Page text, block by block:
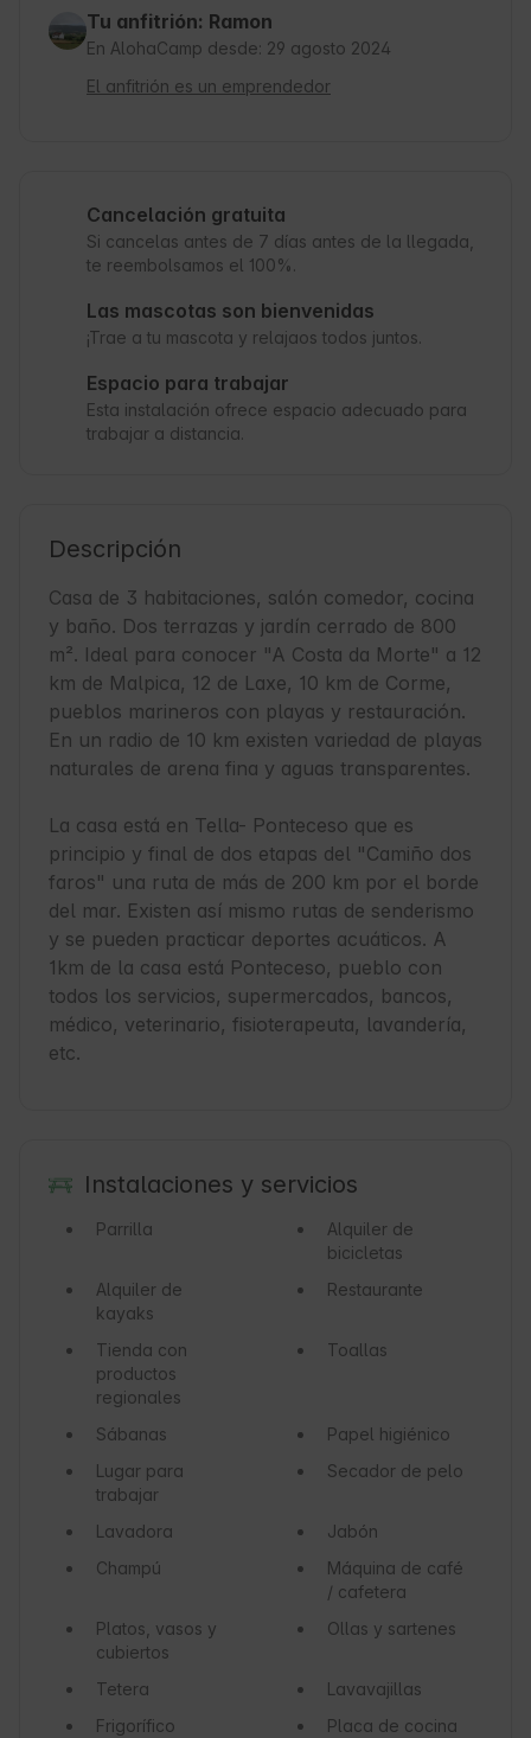
Tu anfitrión: Ramon
En AlohaCamp desde: 29 agosto 2024
El anfitrión es un emprendedor
Cancelación gratuita
Si cancelas antes de 7 días antes de la llegada,
te reembolsamos el 100%.
Las mascotas son bienvenidas
¡Trae a tu mascota y relajaos todos juntos.
Espacio para trabajar
Esta instalación ofrece espacio adecuado para
trabajar a distancia.
Descripción
Casa de 3 habitaciones, salón comedor, cocina
y baño. Dos terrazas y jardín cerrado de 800
m². Ideal para conocer "A Costa da Morte" a 12
km de Malpica, 12 de Laxe, 10 km de Corme,
pueblos marineros con playas y restauración.
En un radio de 10 km existen variedad de playas
naturales de arena fina y aguas transparentes.
La casa está en Tella- Ponteceso que es
principio y final de dos etapas del "Camiño dos
faros" una ruta de más de 200 km por el borde
del mar. Existen así mismo rutas de senderismo
y se pueden practicar deportes acuáticos. A
1km de la casa está Ponteceso, pueblo con
todos los servicios, supermercados, bancos,
médico, veterinario, fisioterapeuta, lavandería,
etc.
Instalaciones y servicios
Parrilla
Alquiler de
bicicletas
Alquiler de
kayaks
Restaurante
Tienda con
productos
regionales
Toallas
Sábanas
Papel higiénico
Lugar para
trabajar
Secador de pelo
Lavadora
Jabón
Champú
Máquina de café
/ cafetera
Platos, vasos y
cubiertos
Ollas y sartenes
Tetera
Lavavajillas
Frigorífico
Placa de cocina